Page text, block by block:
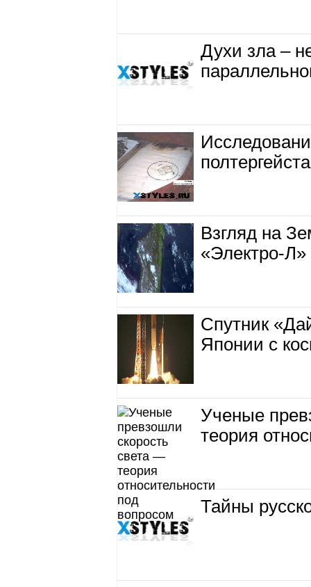
Духи зла –
полтергейста
Взгляд на
«Электро-Л»
Cпутник
Японии с
Ученые
теория
Тайны